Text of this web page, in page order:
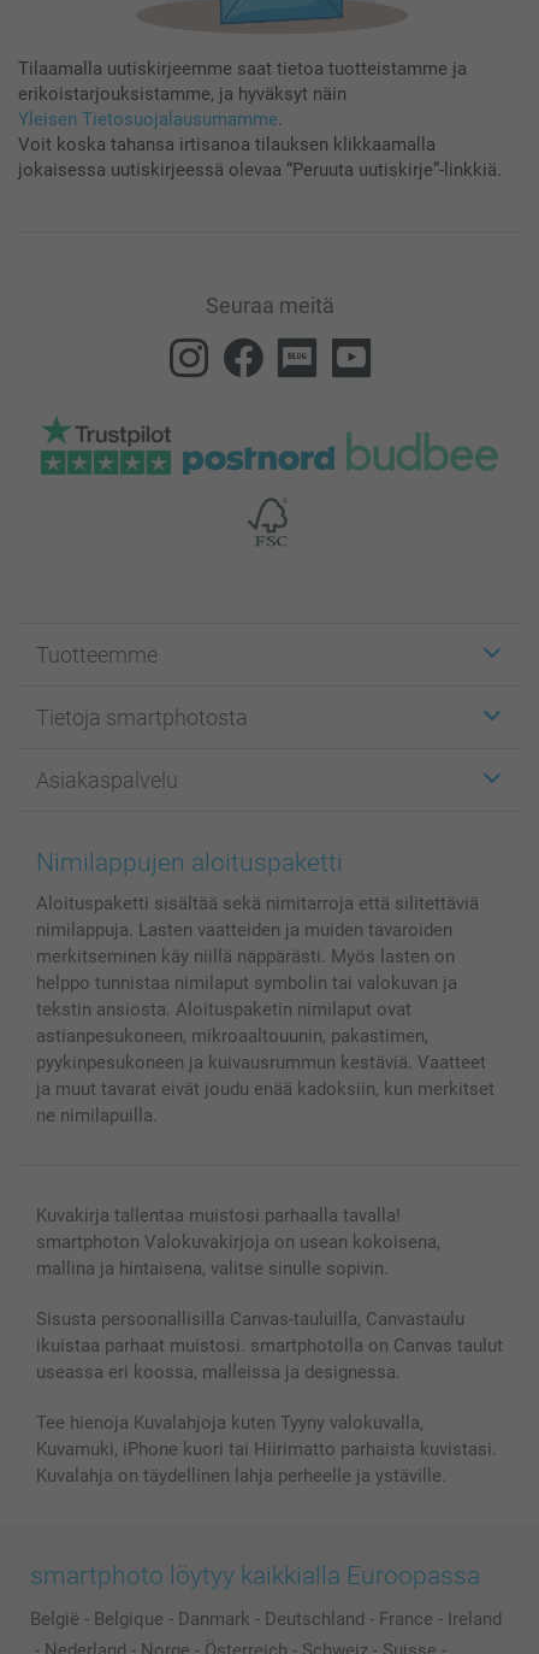
Anna nimilapun jäähtyä ja poista silityspaperi.
pesemistä.
Tilaamalla uutiskirjeemme saat tietoa tuotteistamme ja
erikoistarjouksistamme, ja hyväksyt näin
Yleisen Tietosuojalausumamme.
Voit koska tahansa irtisanoa tilauksen klikkaamalla
jokaisessa uutiskirjeessä olevaa “Peruuta uutiskirje”-linkkiä.
Seuraa meitä
Tuotteemme
Kuvakortit
Kuvakirjat
Valokuvat, Julisteet & Taskukirjat
Kännykkä & Tabletti
MyNameBook
Kuvakalenterit & Päivyrit
Valokuvakehykset & Lisätarvikkeet
Lahjakortti
Kaikki kuvatuotteet
Tietoja smartphotosta
Affiliate ohjelma
Evästekäytäntö
Sivukartta
Ehdot/takuut
Investor Relations
Asiakaspalvelu
100% tyytyväisyystakuu
smartbonus
Hinnat & maksutavat
Tilausten tila
Nimilappujen aloituspaketti
Aloituspaketti sisältää sekä nimitarroja että silitettäviä
nimilappuja. Lasten vaatteiden ja muiden tavaroiden
merkitseminen käy niillä näppärästi. Myös lasten on
helppo tunnistaa nimilaput symbolin tai valokuvan ja
tekstin ansiosta. Aloituspaketin nimilaput ovat
astianpesukoneen, mikroaaltouunin, pakastimen,
pyykinpesukoneen ja kuivausrummun kestäviä. Vaatteet
ja muut tavarat eivät joudu enää kadoksiin, kun merkitset
ne nimilapuilla.
Kuvakirja tallentaa muistosi parhaalla tavalla!
smartphoton Valokuvakirjoja on usean kokoisena,
mallina ja hintaisena, valitse sinulle sopivin.
Sisusta persoonallisilla Canvas-tauluilla, Canvastaulu
ikuistaa parhaat muistosi. smartphotolla on Canvas taulut
useassa eri koossa, malleissa ja designessa.
Tee hienoja Kuvalahjoja kuten Tyyny valokuvalla,
Kuvamuki, iPhone kuori tai Hiirimatto parhaista kuvistasi.
Kuvalahja on täydellinen lahja perheelle ja ystäville.
smartphoto löytyy kaikkialla Euroopassa
België - Belgique - Danmark - Deutschland - France - Ireland